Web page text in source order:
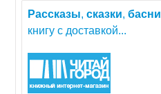
Рассказы,сказки,басни
книгу с доставкой...